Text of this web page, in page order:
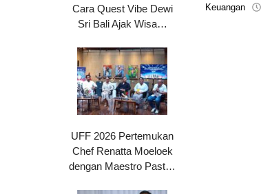
Cara Quest Vibe Dewi
Sri Bali Ajak Wisa…
UFF 2026 Pertemukan
Chef Renatta Moeloek
dengan Maestro Past…
Keuangan